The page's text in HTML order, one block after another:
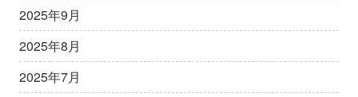
2025年9月
2025年8月
2025年7月